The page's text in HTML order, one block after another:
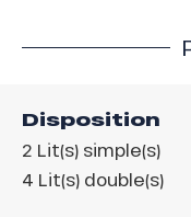
Disposition
2 Lit(s) simple(s)
4 Lit(s) double(s)